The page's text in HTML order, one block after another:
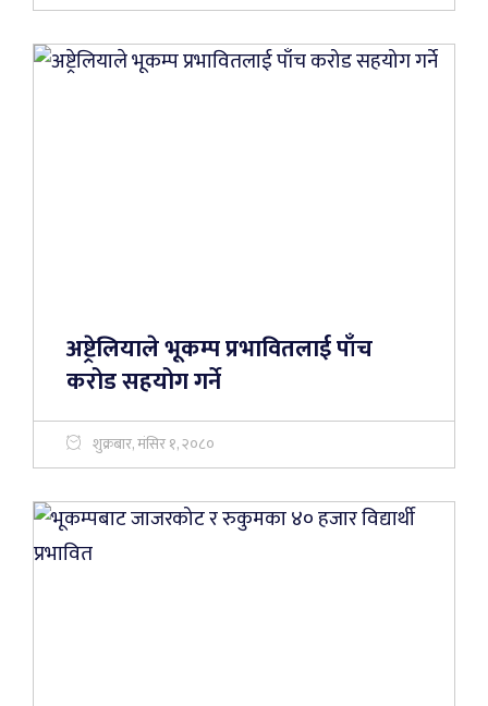
अष्ट्रेलियाले भूकम्प प्रभावितलाई पाँच
करोड सहयोग गर्ने
शुक्रबार, मंसिर १, २०८०